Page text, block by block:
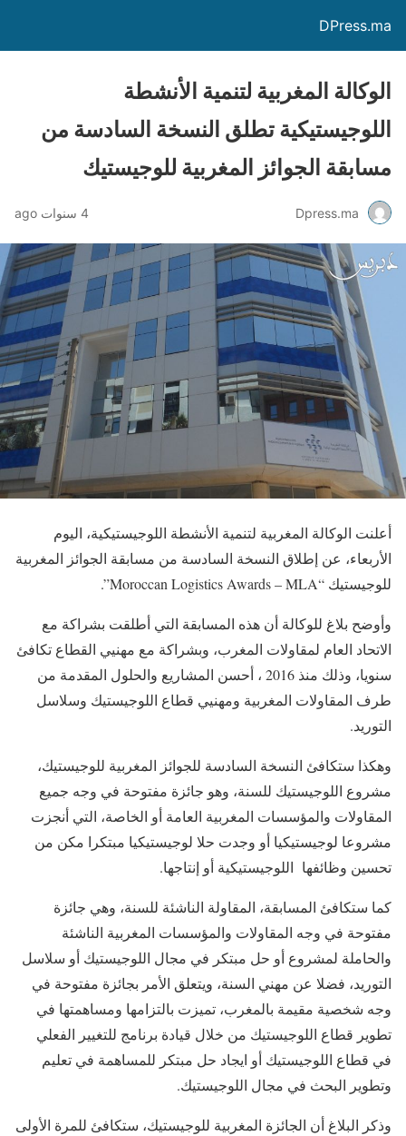
DPress.ma
الوكالة المغربية لتنمية الأنشطة
اللوجيستيكية تطلق النسخة السادسة من
مسابقة الجوائز المغربية للوجيستيك
Dpress.ma 4 سنوات ago
أعلنت الوكالة المغربية لتنمية الأنشطة اللوجيستيكية، اليوم
الأربعاء، عن إطلاق النسخة السادسة من مسابقة الجوائز المغربية
للوجيستيك “Moroccan Logistics Awards – MLA”.
وأوضح بلاغ للوكالة أن هذه المسابقة التي أطلقت بشراكة مع
الاتحاد العام لمقاولات المغرب، وبشراكة مع مهنيي القطاع تكافئ
سنويا، وذلك منذ 2016 ، أحسن المشاريع والحلول المقدمة من
طرف المقاولات المغربية ومهنيي قطاع اللوجيستيك وسلاسل
التوريد.
وهكذا ستكافئ النسخة السادسة للجوائز المغربية للوجيستيك،
مشروع اللوجيستيك للسنة، وهو جائزة مفتوحة في وجه جميع
المقاولات والمؤسسات المغربية العامة أو الخاصة، التي أنجزت
مشروعا لوجيستيكيا أو وجدت حلا لوجيستيكيا مبتكرا مكن من
تحسين وظائفها اللوجيستيكية أو إنتاجها.
كما ستكافئ المسابقة، المقاولة الناشئة للسنة، وهي جائزة
مفتوحة في وجه المقاولات والمؤسسات المغربية الناشئة
والحاملة لمشروع أو حل مبتكر في مجال اللوجيستيك أو سلاسل
التوريد، فضلا عن مهني السنة، ويتعلق الأمر بجائزة مفتوحة في
وجه شخصية مقيمة بالمغرب، تميزت بالتزامها ومساهمتها في
تطوير قطاع اللوجيستيك من خلال قيادة برنامج للتغيير الفعلي
في قطاع اللوجيستيك أو ايجاد حل مبتكر للمساهمة في تعليم
وتطوير البحث في مجال اللوجيستيك.
وذكر البلاغ أن الجائزة المغربية للوجيستيك، ستكافئ للمرة الأولى